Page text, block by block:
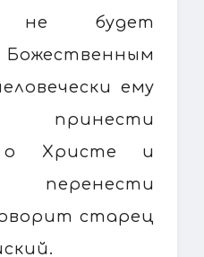
не будет
ему
принести
о Христе и
перенести
старец